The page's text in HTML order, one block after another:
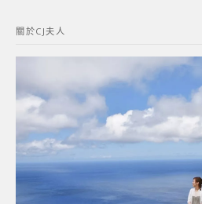
字:
關於CJ夫人